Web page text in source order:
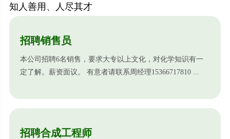
知人善用、人尽其才
招聘销售员
本公司招聘6名销售，要求大专以上文化，对化学知识有一
定了解。薪资面议。 有意者请联系周经理15366717810 ...
招聘合成工程师